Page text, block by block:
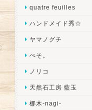
quatre feuilles
ハンドメイド秀☆
ヤマノグチ
ぺそ。
ノリコ
天然石工房 藍玉
梛木-nagi-